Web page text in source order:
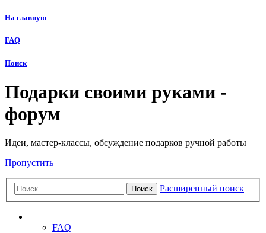
На главную
FAQ
Поиск
Подарки своими руками -
форум
Идеи, мастер-классы, обсуждение подарков ручной работы
Пропустить
Поиск Расширенный поиск
FAQ